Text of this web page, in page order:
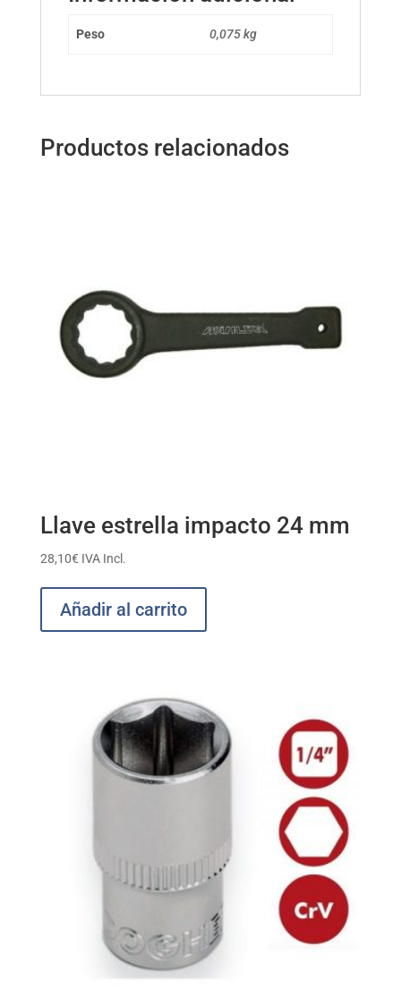
Peso 0,075 kg
Productos relacionados
Llave estrella impacto 24 mm
28,10€ IVA Incl.
Añadir al carrito